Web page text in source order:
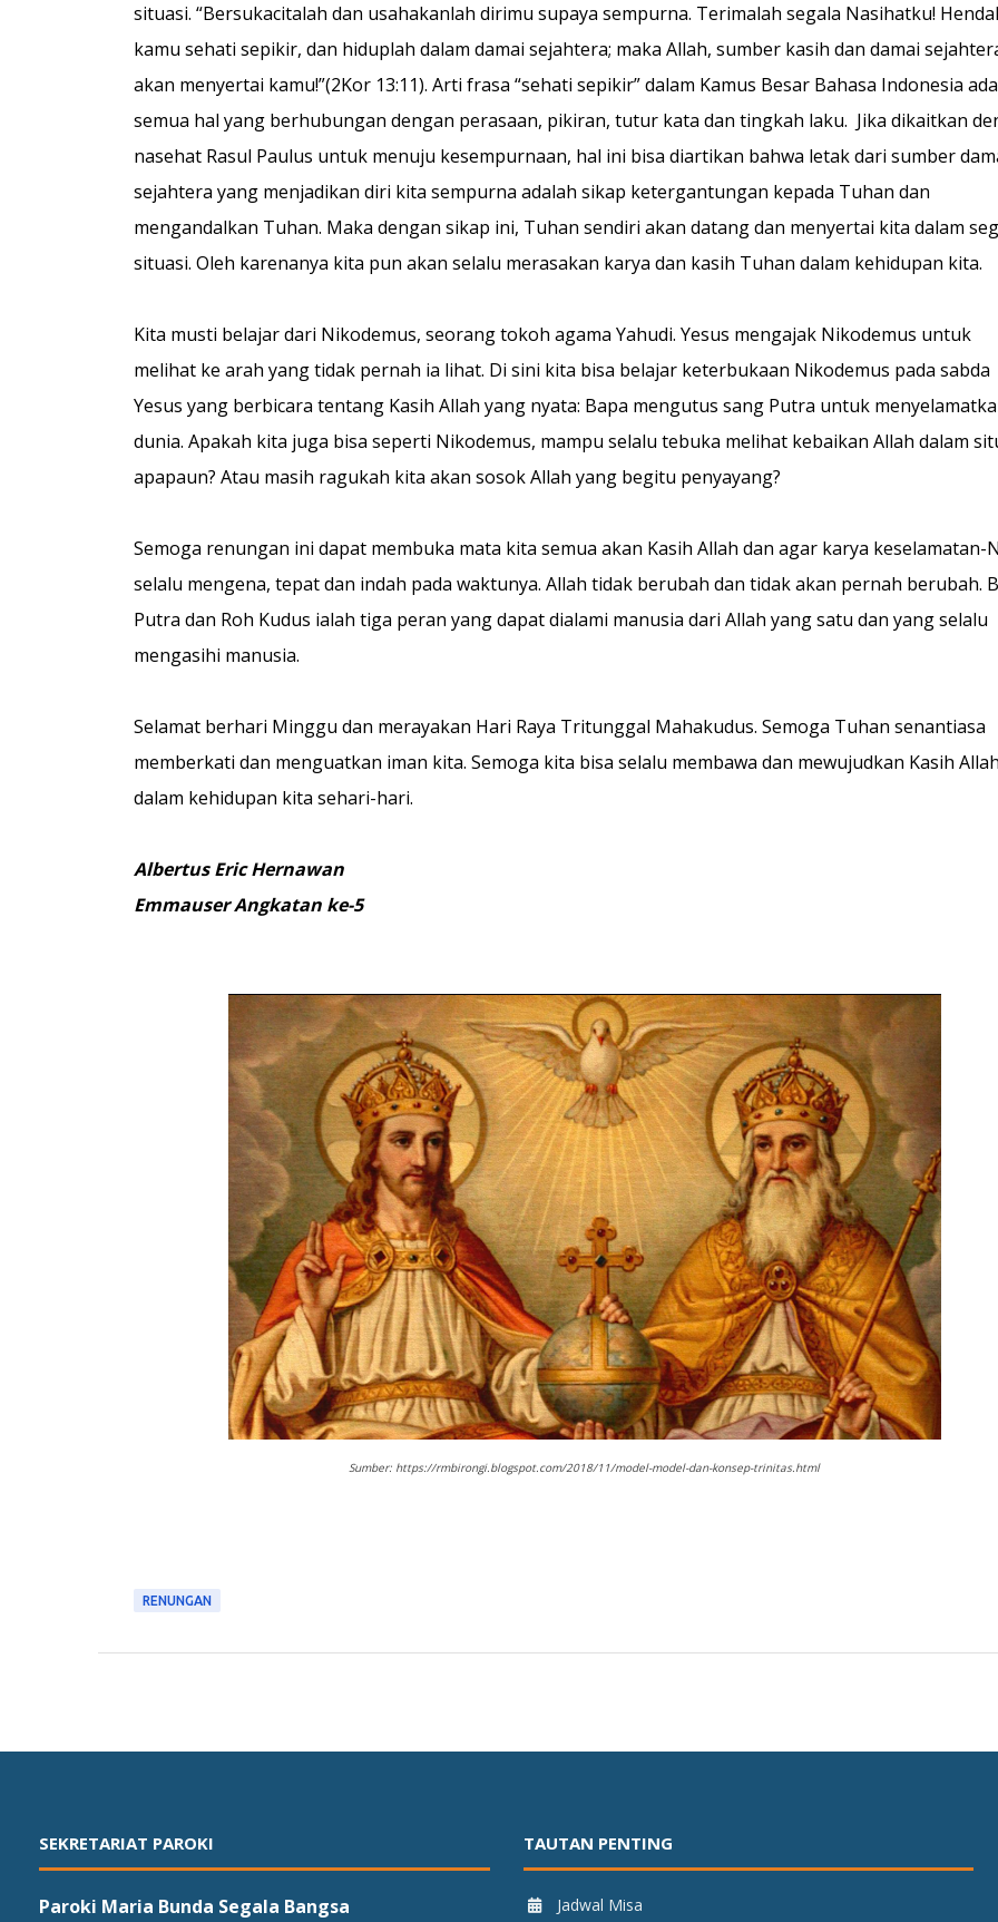
situasi. “Bersukacitalah dan usahakanlah dirimu supaya sempurna. Terimalah segala Nasihatku!
kamu sehati sepikir, dan hiduplah dalam damai sejahtera; maka Allah, sumber kasih dan damai
akan menyertai kamu!”(2Kor 13:11). Arti frasa “sehati sepikir” dalam Kamus Besar Bahasa Indonesia
semua hal yang berhubungan dengan perasaan, pikiran, tutur kata dan tingkah laku. Jika dikaitkan
nasehat Rasul Paulus untuk menuju kesempurnaan, hal ini bisa diartikan bahwa letak dari sumber
sejahtera yang menjadikan diri kita sempurna adalah sikap ketergantungan kepada Tuhan dan
mengandalkan Tuhan. Maka dengan sikap ini, Tuhan sendiri akan datang dan menyertai kita dalam
situasi. Oleh karenanya kita pun akan selalu merasakan karya dan kasih Tuhan dalam kehidupan kita.
Kita musti belajar dari Nikodemus, seorang tokoh agama Yahudi. Yesus mengajak Nikodemus untuk
melihat ke arah yang tidak pernah ia lihat. Di sini kita bisa belajar keterbukaan Nikodemus pada sabda
Yesus yang berbicara tentang Kasih Allah yang nyata: Bapa mengutus sang Putra untuk
dunia. Apakah kita juga bisa seperti Nikodemus, mampu selalu tebuka melihat kebaikan Allah dalam
apapaun? Atau masih ragukah kita akan sosok Allah yang begitu penyayang?
Semoga renungan ini dapat membuka mata kita semua akan Kasih Allah dan agar karya keselamatan-
selalu mengena, tepat dan indah pada waktunya. Allah tidak berubah dan tidak akan pernah berubah.
Putra dan Roh Kudus ialah tiga peran yang dapat dialami manusia dari Allah yang satu dan yang selalu
mengasihi manusia.
Selamat berhari Minggu dan merayakan Hari Raya Tritunggal Mahakudus. Semoga Tuhan senantiasa
memberkati dan menguatkan iman kita. Semoga kita bisa selalu membawa dan mewujudkan Kasih Allah
dalam kehidupan kita sehari-hari.
Albertus Eric Hernawan
Emmauser Angkatan ke-5
Sumber: https://rmbirongi.blogspot.com/2018/11/model-model-dan-konsep-trinitas.html
RENUNGAN
SEKRETARIAT PAROKI
Paroki Maria Bunda Segala Bangsa
TAUTAN PENTING
Jadwal Misa